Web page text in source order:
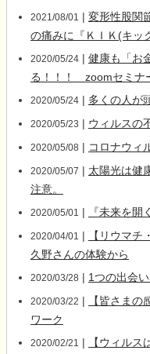
2021/08/01 | 変形性股関
の痛みに『ＫＩＫ(キッ
2020/05/24| 健康も「お
る！！！ zoomセミナ
2020/05/24| 多くの人が
2020/05/23 | ウィルスの
2020/05/08 | コロナウィ
2020/05/07 | 太陽光は健
注意。
2020/05/01 | 『未来を
2020/04/01 |
【リウマ
久野さんの体験から
2020/03/28 | 1つの出会
2020/03/22 |
【皆さま
ワーク
2020/02/21 |
【ウィル